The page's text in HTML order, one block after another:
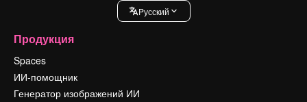
Pусский
Продукция
Spaces
ИИ-помощник
Генератор изображений ИИ